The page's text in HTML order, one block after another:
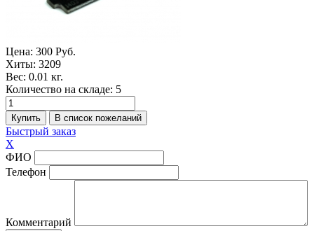
Цена: 300 Руб.
Хиты: 3209
Вес: 0.01 кг.
Количество на складе: 5
Быстрый заказ
X
ФИО
Телефон
Комментарий